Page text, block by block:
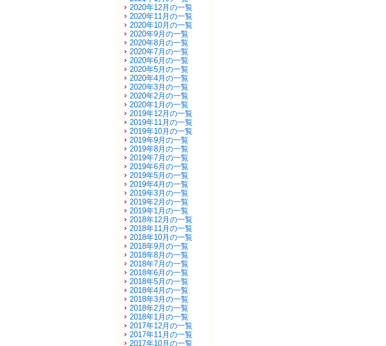
2020年12月の一覧
2020年11月の一覧
2020年10月の一覧
2020年9月の一覧
2020年8月の一覧
2020年7月の一覧
2020年6月の一覧
2020年5月の一覧
2020年4月の一覧
2020年3月の一覧
2020年2月の一覧
2020年1月の一覧
2019年12月の一覧
2019年11月の一覧
2019年10月の一覧
2019年9月の一覧
2019年8月の一覧
2019年7月の一覧
2019年6月の一覧
2019年5月の一覧
2019年4月の一覧
2019年3月の一覧
2019年2月の一覧
2019年1月の一覧
2018年12月の一覧
2018年11月の一覧
2018年10月の一覧
2018年9月の一覧
2018年8月の一覧
2018年7月の一覧
2018年6月の一覧
2018年5月の一覧
2018年4月の一覧
2018年3月の一覧
2018年2月の一覧
2018年1月の一覧
2017年12月の一覧
2017年11月の一覧
2017年10月の一覧